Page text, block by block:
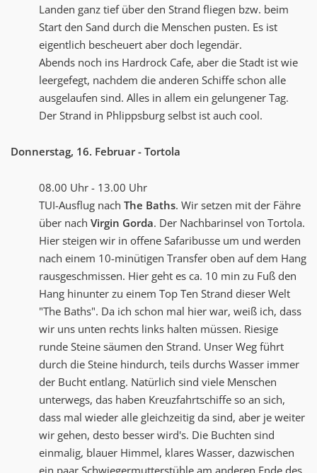
Landen ganz tief über den Strand fliegen bzw. beim
Start den Sand durch die Menschen pusten. Es ist
eigentlich bescheuert aber doch legendär.
Abends noch ins Hardrock Cafe, aber die Stadt ist wie
leergefegt, nachdem die anderen Schiffe schon alle
ausgelaufen sind. Alles in allem ein gelungener Tag.
Der Strand in Phlippsburg selbst ist auch cool.
Donnerstag, 16. Februar - Tortola
08.00 Uhr - 13.00 Uhr
TUI-Ausflug nach The Baths. Wir setzen mit der Fähre
über nach Virgin Gorda. Der Nachbarinsel von Tortola.
Hier steigen wir in offene Safaribusse um und werden
nach einem 10-minütigen Transfer oben auf dem Hang
rausgeschmissen. Hier geht es ca. 10 min zu Fuß den
Hang hinunter zu einem Top Ten Strand dieser Welt
"The Baths". Da ich schon mal hier war, weiß ich, dass
wir uns unten rechts links halten müssen. Riesige
runde Steine säumen den Strand. Unser Weg führt
durch die Steine hindurch, teils durchs Wasser immer
der Bucht entlang. Natürlich sind viele Menschen
unterwegs, das haben Kreuzfahrtschiffe so an sich,
dass mal wieder alle gleichzeitig da sind, aber je weiter
wir gehen, desto besser wird's. Die Buchten sind
einmalig, blauer Himmel, klares Wasser, dazwischen